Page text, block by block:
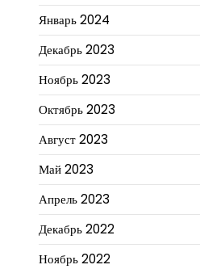
Январь 2024
Декабрь 2023
Ноябрь 2023
Октябрь 2023
Август 2023
Май 2023
Апрель 2023
Декабрь 2022
Ноябрь 2022